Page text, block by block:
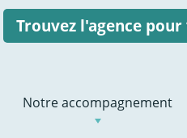
Trouvez l'agence
Notre accompagnement